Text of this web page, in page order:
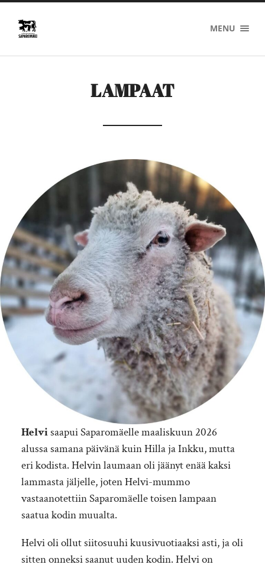
Saparomäki MENU
LAMPAAT
Helvisaapui Saparomäelle maaliskuun 2026
alussa samana päivänä kuin Hilla ja Inkku, mutta
eri kodista. Helvin laumaan oli jäänyt enää kaksi
lammasta jäljelle, joten Helvi-mummo
vastaanotettiin Saparomäelle toisen lampaan
saatua kodin muualta.
Helvi oli ollut siitosuuhi kuusivuotiaaksi asti, ja oli
sitten onneksi saanut uuden kodin. Helvi on